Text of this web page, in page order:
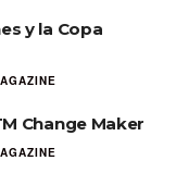
y la Copa
Change Maker